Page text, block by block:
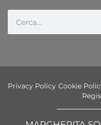
Privacy Policy Cookie